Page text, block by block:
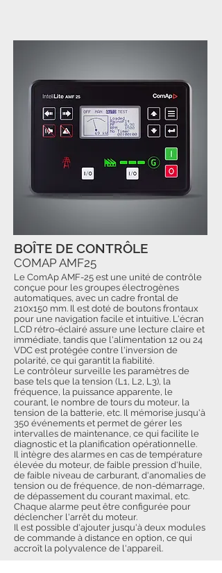
Le ComAp AMF-25 est une unité de contrôle
conçue pour les groupes électrogènes
automatiques, avec un cadre frontal de
210x150 mm. Il est doté de boutons frontaux
pour une navigation facile et intuitive. L'écran
LCD rétro-éclairé assure une lecture claire et
immédiate, tandis que l'alimentation 12 ou 24
VDC est protégée contre l'inversion de
polarité, ce qui garantit la fiabilité.
Le contrôleur surveille les paramètres de
base tels que la tension (L1, L2, L3), la
fréquence, la puissance apparente, le
courant, le nombre de tours du moteur, la
tension de la batterie, etc. Il mémorise jusqu'à
350 événements et permet de gérer les
intervalles de maintenance, ce qui facilite le
diagnostic et la planification opérationnelle.
Il intègre des alarmes en cas de température
élevée du moteur, de faible pression d'huile,
de faible niveau de carburant, d'anomalies de
tension ou de fréquence, de non-démarrage,
de dépassement du courant maximal, etc.
Chaque alarme peut être configurée pour
déclencher l'arrêt du moteur.
Il est possible d'ajouter jusqu'à deux modules
de commande à distance en option, ce qui
accroît la polyvalence de l'appareil.
BOÎTE DE CONTRÔLE
COMAP AMF25